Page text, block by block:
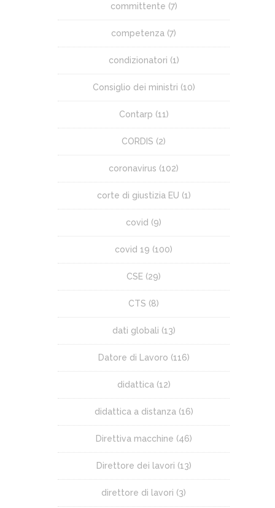
committente (7)
competenza (7)
condizionatori (1)
Consiglio dei ministri (10)
Contarp (11)
CORDIS (2)
coronavirus (102)
corte di giustizia EU (1)
covid (9)
covid 19 (100)
CSE (29)
CTS (8)
dati globali (13)
Datore di Lavoro (116)
didattica (12)
didattica a distanza (16)
Direttiva macchine (46)
Direttore dei lavori (13)
direttore di lavori (3)